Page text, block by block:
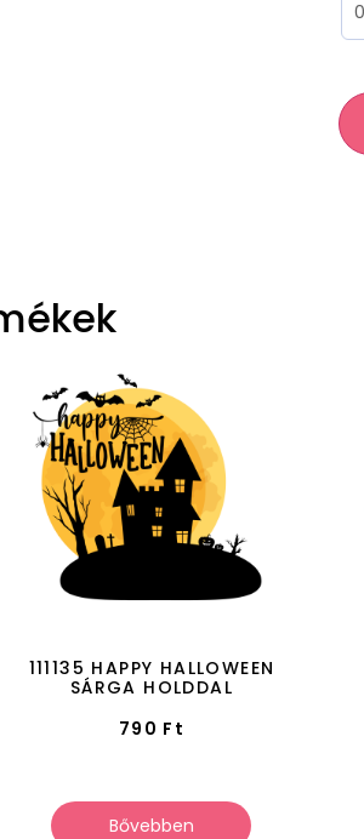
111135 HAPPY HALLOWEEN
SÁRGA HOLDDAL
790 Ft
Bővebben